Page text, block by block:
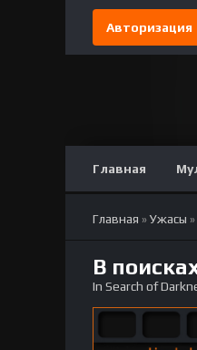
Авторизация
Главная
Главная »Ужасы
В
In Search of